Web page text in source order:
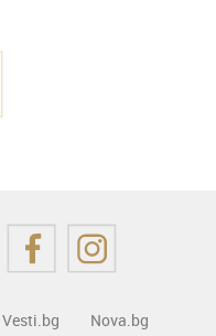
Vesti.bg Nova.bg